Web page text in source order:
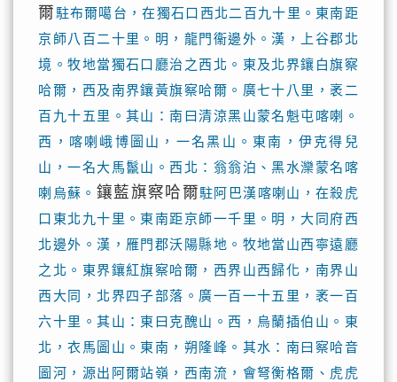
爾 駐布爾噶台，在獨石口西北二百九十里。東南距
京師八百二十里。明，龍門衞邊外。漢，上谷郡北
境。牧地當獨石口廳治之西北。東及北界鑲白旗察
哈爾，西及南界鑲黃旗察哈爾。廣七十八里，袤二
百九十五里。其山：南曰清涼黑山蒙名魁屯喀喇。
西，喀喇峨博圖山，一名黑山。東南，伊克得兒
山，一名大馬鬣山。西北：翁翁泊、黑水灤蒙名喀
喇烏蘇。 鑲藍旗察哈爾駐阿巴漢喀喇山，在殺虎
口東北九十里。東南距京師一千里。明，大同府西
北邊外。漢，雁門郡沃陽縣地。牧地當山西寧遠廳
之北。東界鑲紅旗察哈爾，西界山西歸化，南界山
西大同，北界四子部落。廣一百一十五里，袤一百
六十里。其山：東曰克醜山。西，烏蘭插伯山。東
北，衣馬圖山。東南，朔隆峰。其水：南曰察哈音
圖河，源出阿爾站嶺，西南流，會弩衡格爾、虎虎